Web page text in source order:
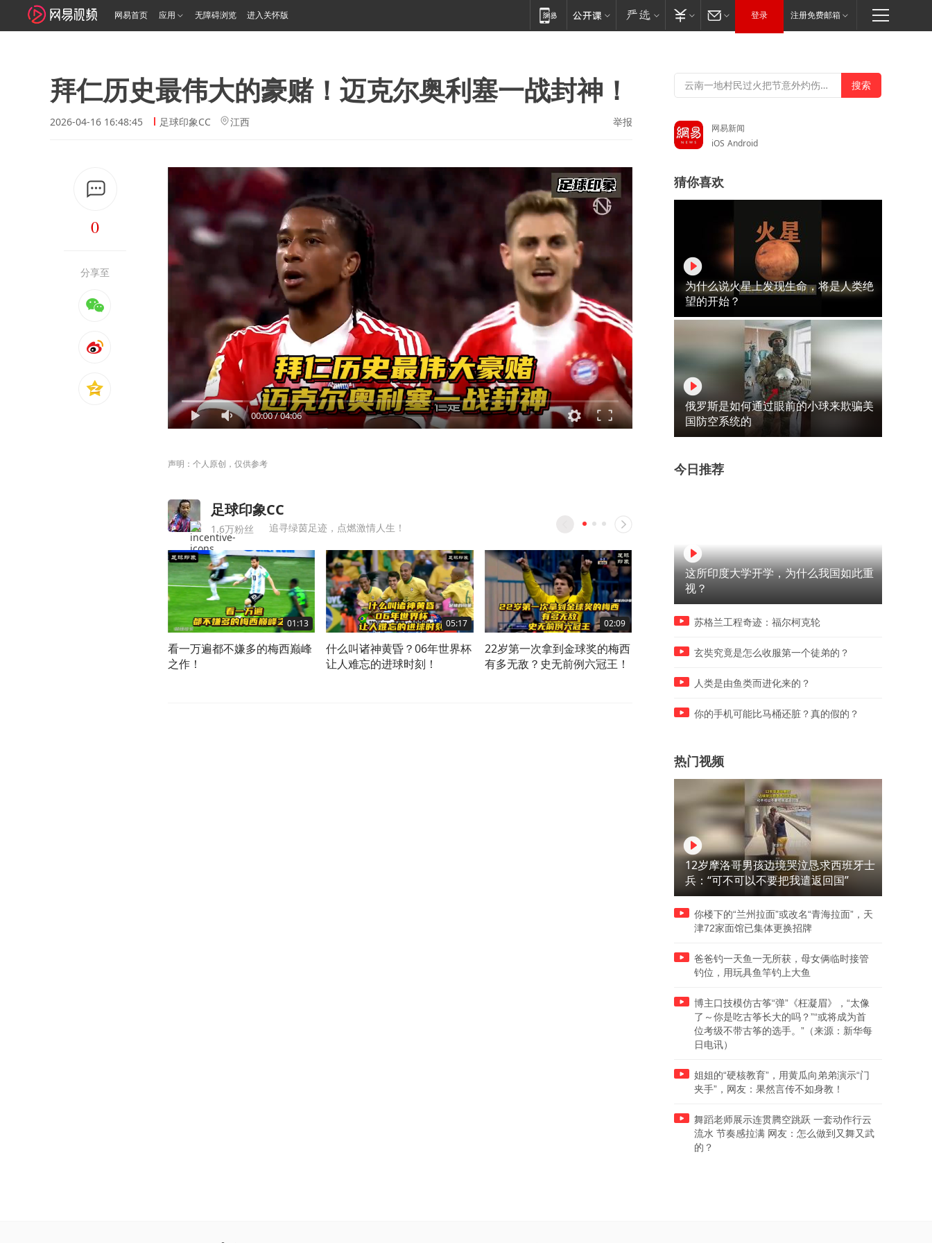
网易首页 应用 无障碍浏览 进入关怀版 登录 注册免费邮箱
拜仁历史最伟大的豪赌！迈克尔奥利塞一战封神！
2026-04-16 16:48:45 足球印象CC 江西 举报
0
分享至
00:00/04:06
声明：个人原创，仅供参考
足球印象CC
1.6万粉丝 追寻绿茵足迹，点燃激情人生！
01:13
看一万遍都不嫌多的梅西巅峰
之作！
05:17
什么叫诸神黄昏？06年世界杯
让人难忘的进球时刻！
02:09
22岁第一次拿到金球奖的梅西
有多无敌？史无前例六冠王！
01:35
天秀！过门将名场面，大罗独
抢断、串联、助攻三重范本
防线！
网易新闻
iOS Android
猜你喜欢
为什么说火星上发现生命，将是人类绝
望的开始？
俄罗斯是如何通过眼前的小球来欺骗美
国防空系统的
今日推荐
这所印度大学开学，为什么我国如此重
视？
苏格兰工程奇迹：福尔柯克轮
玄奘究竟是怎么收服第一个徒弟的？
人类是由鱼类而进化来的？
你的手机可能比马桶还脏？真的假的？
热门视频
12岁摩洛哥男孩边境哭泣恳求西班牙士
兵：“可不可以不要把我遣返回国”
你楼下的“兰州拉面”或改名“青海拉面”，天
津72家面馆已集体更换招牌
爸爸钓一天鱼一无所获，母女俩临时接管
钓位，用玩具鱼竿钓上大鱼
博主口技模仿古筝“弹”《枉凝眉》，“太像
了～你是吃古筝长大的吗？”“或将成为首
位考级不带古筝的选手。”（来源：新华每
日电讯）
姐姐的“硬核教育”，用黄瓜向弟弟演示“门
夹手”，网友：果然言传不如身教！
舞蹈老师展示连贯腾空跳跃 一套动作行云
流水 节奏感拉满 网友：怎么做到又舞又武
的？